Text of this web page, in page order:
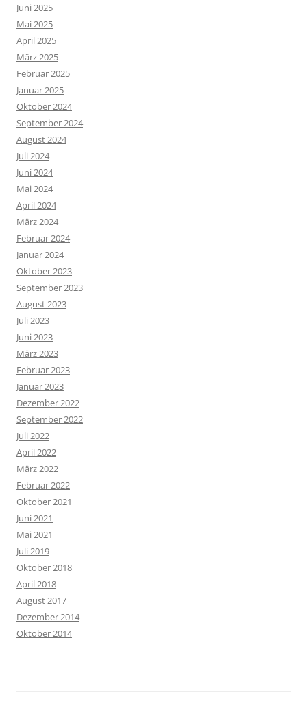
Juni 2025
Mai 2025
April 2025
März 2025
Februar 2025
Januar 2025
Oktober 2024
September 2024
August 2024
Juli 2024
Juni 2024
Mai 2024
April 2024
März 2024
Februar 2024
Januar 2024
Oktober 2023
September 2023
August 2023
Juli 2023
Juni 2023
März 2023
Februar 2023
Januar 2023
Dezember 2022
September 2022
Juli 2022
April 2022
März 2022
Februar 2022
Oktober 2021
Juni 2021
Mai 2021
Juli 2019
Oktober 2018
April 2018
August 2017
Dezember 2014
Oktober 2014